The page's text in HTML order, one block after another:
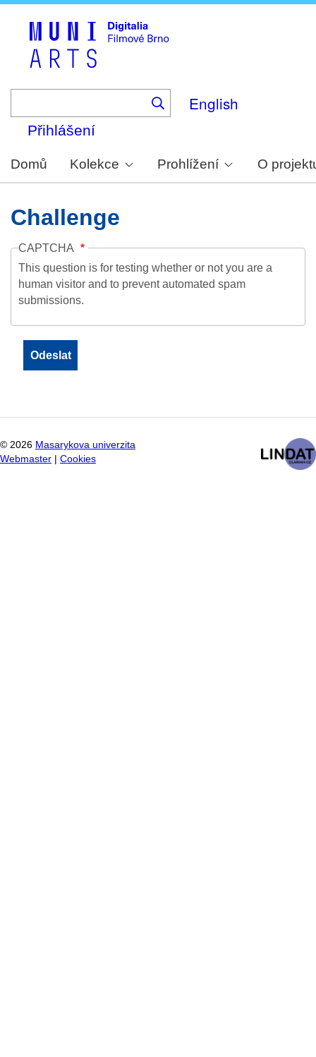
English
Přihlášení
Domů Kolekce Prohlížení O
Challenge
CAPTCHA
This question is for testing whether or not you are a
human visitor and to prevent automated spam
submissions.
© 2026 Masarykova univerzita
Webmaster
Cookies